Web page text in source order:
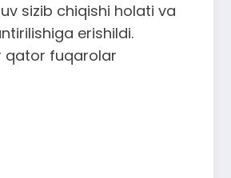
sizib chiqishi holati va
erishildi.
qator fuqarolar